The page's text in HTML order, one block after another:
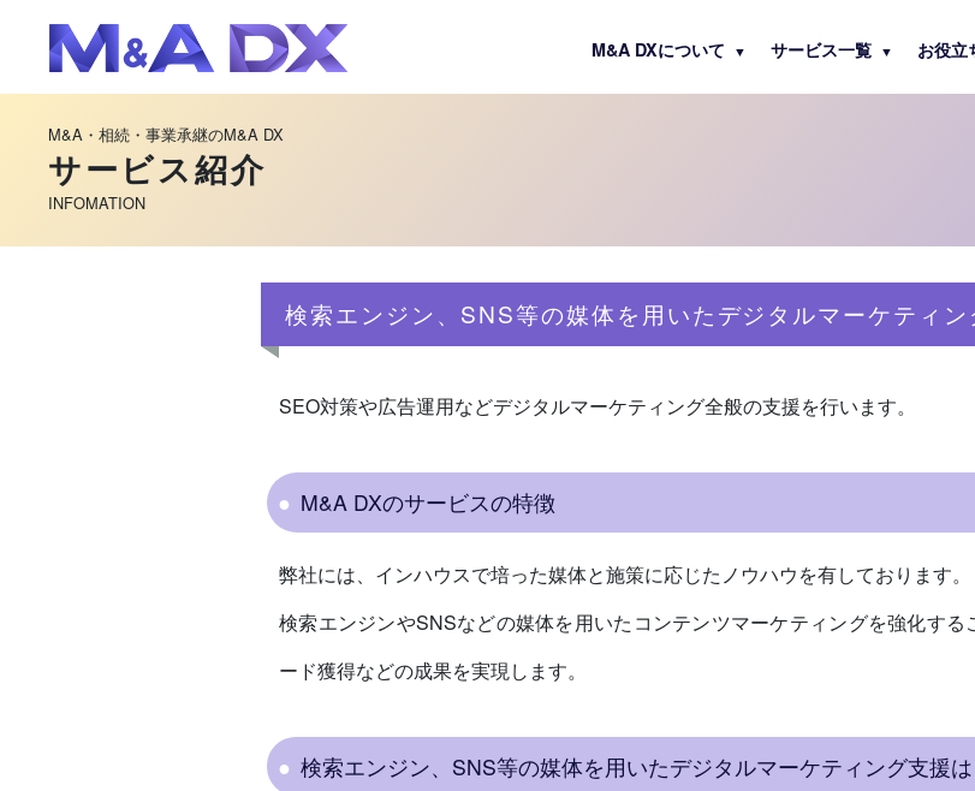
M&A DXについて ▼ サービス一覧 ▼ お役立
M&A・相続・事業承継のM&A DX
サービス紹介
INFOMATION
検索エンジン、SNS等の媒体を用いたデジタルマーケティン
SEO対策や広告運用などデジタルマーケティング全般の支援を行います。
M&A DXのサービスの特徴
弊社には、インハウスで培った媒体と施策に応じたノウハウを有しております。
検索エンジンやSNSなどの媒体を用いたコンテンツマーケティングを強化す
ード獲得などの成果を実現します。
検索エンジン、SNS等の媒体を用いたデジタルマーケティング支援